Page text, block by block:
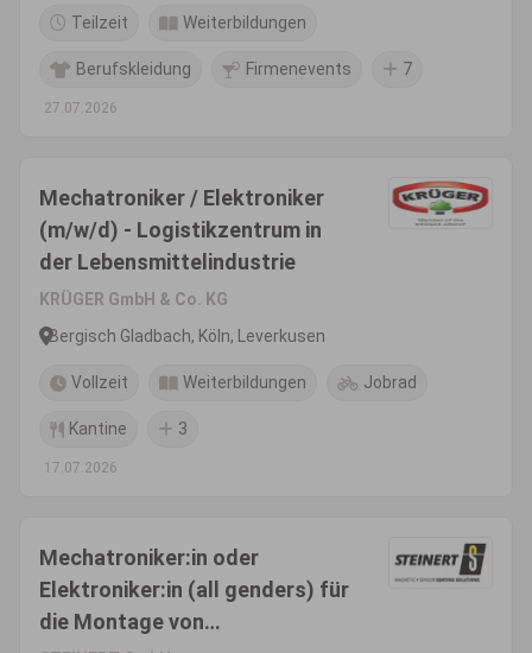
Teilzeit Weiterbildungen
Berufskleidung Firmenevents 7
27.07.2026
Mechatroniker / Elektroniker
(m/w/d) - Logistikzentrum in
der Lebensmittelindustrie
KRÜGER GmbH & Co. KG
Bergisch Gladbach, Köln, Leverkusen
Vollzeit Weiterbildungen Jobrad
Kantine 3
17.07.2026
Mechatroniker:in oder
Elektroniker:in (all genders) für
die Montage von